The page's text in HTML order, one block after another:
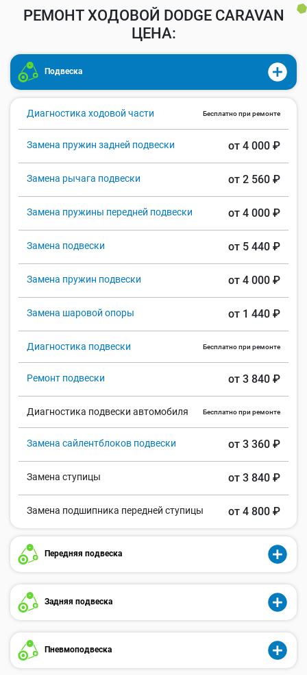
РЕМОНТ ХОДОВОЙ DODGE CARAVAN
ЦЕНА:
Подвеска
Диагностика ходовой части Бесплатно при ремонте
Замена пружин задней подвески от 4 000 ₽
Замена рычага подвески от 2 560 ₽
Замена пружины передней подвески от 4 000 ₽
Замена подвески от 5 440 ₽
Замена пружин подвески от 4 000 ₽
Замена шаровой опоры от 1 440 ₽
Диагностика подвески Бесплатно при ремонте
Ремонт подвески от 3 840 ₽
Диагностика подвески автомобиля Бесплатно при ремонте
Замена сайлентблоков подвески от 3 360 ₽
Замена ступицы от 3 840 ₽
Замена подшипника передней ступицы от 4 800 ₽
Передняя подвеска
Задняя подвеска
Пневмоподвеска